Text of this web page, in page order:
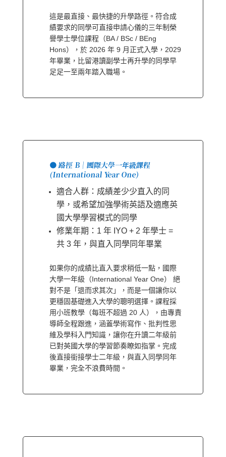
這是最直接、最快捷的升學路徑。符合成
績要求的同學可直接申請心儀的三年制榮
譽學士學位課程（BA / BSc / BEng
Hons），於 2026 年 9 月正式入學，2029
年畢業，比留港讀副學士再升學的同學早
足足一至兩年踏入職場。
🟠 路徑 B｜國際大學一年級課程
(International Year One)
適合人群：成績差少少直入的同
學，或希望加強學術英語及適應英
國大學學習模式的同學
修業年期：1 年 IYO + 2 年學士 =
共 3 年，與直入同學同年畢業
如果你的成績比直入要求稍低一點，國際
大學一年級（International Year One） 絕
對不是「退而求其次」，而是一個讓你以
更穩固基礎進入大學的聰明選擇。課程採
用小班教學（每班不超過 20 人），由專責
導師全程跟進，涵蓋學術寫作、批判性思
維及學科入門知識，讓你在升讀二年級前
已對英國大學的學習節奏瞭如指掌。完成
後直接銜接學士二年級，與直入同學同年
畢業，完全不浪費時間。